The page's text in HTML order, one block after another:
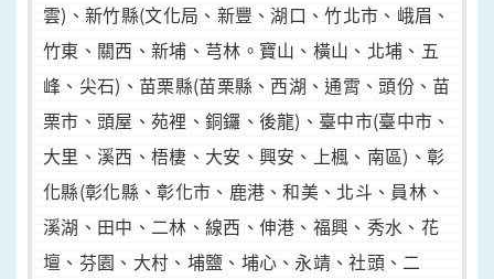
雲)、新竹縣(文化局、新豐、湖口、竹北市、峨眉、
竹東、關西、新埔、芎林。寶山、橫山、北埔、五
峰、尖石)、苗栗縣(苗栗縣、西湖、通霄、頭份、苗
栗市、頭屋、苑裡、銅鑼、後龍)、臺中市(臺中市、
大里、溪西、梧棲、大安、興安、上楓、南區)、彰
化縣(彰化縣、彰化市、鹿港、和美、北斗、員林、
溪湖、田中、二林、線西、伸港、福興、秀水、花
壇、芬園、大村、埔鹽、埔心、永靖、社頭、二